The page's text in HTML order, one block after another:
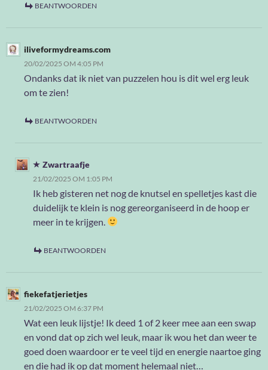
BEANTWOORDEN
iliveformydreams.com
20/02/2025 OM 4:05 PM
Ondanks dat ik niet van puzzelen hou is dit wel erg leuk
om te zien!
BEANTWOORDEN
Zwartraafje
21/02/2025 OM 1:05 PM
Ik heb gisteren net nog de knutsel en spelletjes kast die
duidelijk te klein is nog gereorganiseerd in de hoop er
meer in te krijgen.
BEANTWOORDEN
fiekefatjerietjes
21/02/2025 OM 6:37 PM
Wat een leuk lijstje! Ik deed 1 of 2 keer mee aan een swap
en vond dat op zich wel leuk, maar ik wou het dan weer te
goed doen waardoor er te veel tijd en energie naartoe ging
en die had ik op dat moment helemaal niet…